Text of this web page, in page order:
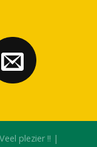
plezier !! |